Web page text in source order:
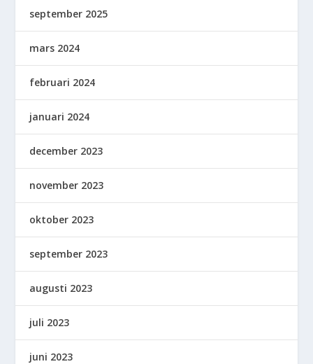
september 2025
mars 2024
februari 2024
januari 2024
december 2023
november 2023
oktober 2023
september 2023
augusti 2023
juli 2023
juni 2023